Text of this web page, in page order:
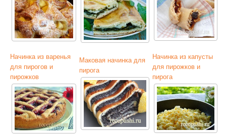
Начинка из варенья
для пирогов и
пирожков
Маковая начинка для
пирога
Начинка из капусты
для пирожков и
пирога